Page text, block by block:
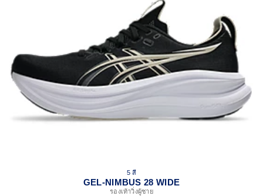
5 สี
GEL-NIMBUS 28 WIDE
รองเท้าวิ่งผู้ชาย